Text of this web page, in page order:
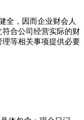
，因而企业财会人
合公司经营实际的财
等相关事项提供必要